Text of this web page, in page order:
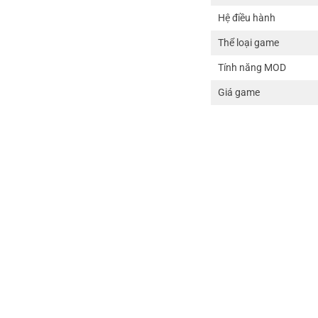
Hệ điều hành
Thể loại game
Tính năng MOD
Giá game